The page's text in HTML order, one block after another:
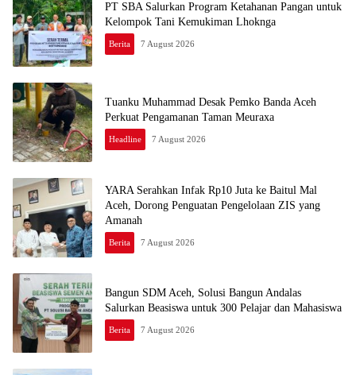
PT SBA Salurkan Program Ketahanan Pangan untuk
Kelompok Tani Kemukiman Lhoknga
Berita 7 August 2026
Tuanku Muhammad Desak Pemko Banda Aceh
Perkuat Pengamanan Taman Meuraxa
Headline 7 August 2026
YARA Serahkan Infak Rp10 Juta ke Baitul Mal
Aceh, Dorong Penguatan Pengelolaan ZIS yang
Amanah
Berita 7 August 2026
Bangun SDM Aceh, Solusi Bangun Andalas
Salurkan Beasiswa untuk 300 Pelajar dan Mahasiswa
Berita 7 August 2026